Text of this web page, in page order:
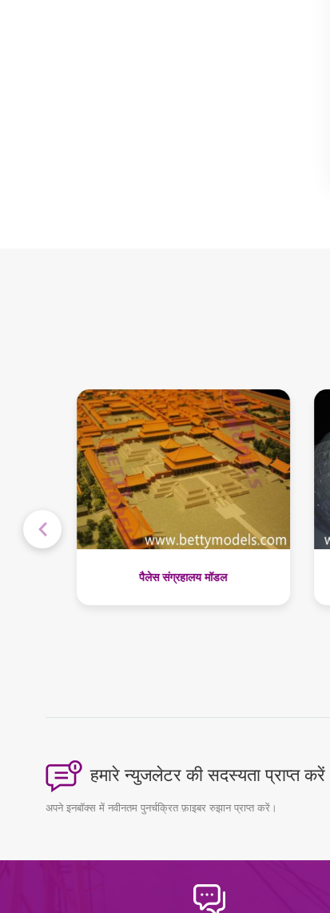
पैलेस संग्रहालय मॉडल
हमारे न्युजलेटर की सदस्यता प्राप्त करें
अपने इनबॉक्स में नवीनतम पुनर्चक्रित फ़ाइबर रुझान प्राप्त करें।